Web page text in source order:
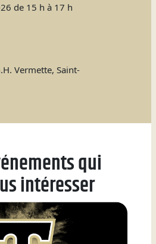
de 15 h à 17 h
Vermette, Saint-
qui
intéresser